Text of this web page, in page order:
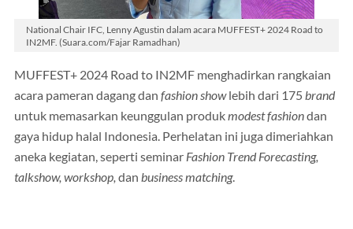
National Chair IFC, Lenny Agustin dalam acara MUFFEST+ 2024 Road to
IN2MF. (Suara.com/Fajar Ramadhan)
MUFFEST+ 2024 Road to IN2MF menghadirkan rangkaian
acara pameran dagang dan fashion showlebih dari 175brand
untuk memasarkan keunggulan produkmodest fashiondan
gaya hidup halal Indonesia. Perhelatan ini juga dimeriahkan
aneka kegiatan, seperti seminar Fashion Trend Forecasting,
talkshow, workshop, dan business matching.